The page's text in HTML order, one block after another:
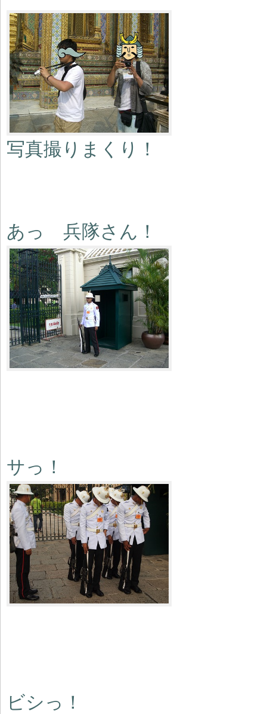
写真撮りまくり！
あっ 兵隊さん！
サっ！
ビシっ！